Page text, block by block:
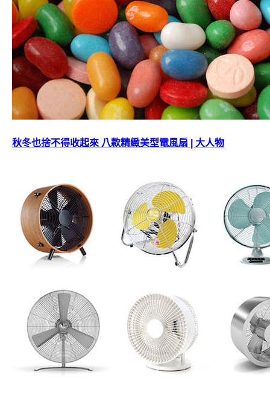
秋冬也捨不得收起來 八款精緻美型電風扇 | 大人物